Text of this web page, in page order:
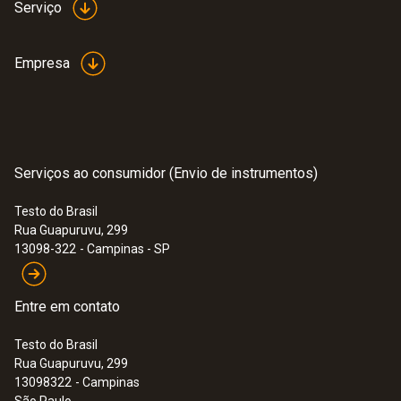
Serviço
Empresa
Serviços ao consumidor (Envio de instrumentos)
Testo do Brasil
Rua Guapuruvu, 299
13098-322 - Campinas - SP
Entre em contato
Testo do Brasil
Rua Guapuruvu, 299
13098322 - Campinas